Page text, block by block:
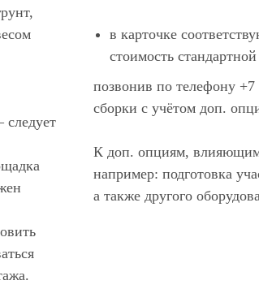
следует
в карточке
стоимость
позвонив по телефону
сборки с учётом доп.
К доп. опциям, влияющим
например: подготовка
а также другого